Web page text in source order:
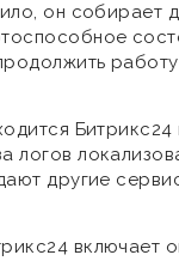
он собирает
логов
другие
включает